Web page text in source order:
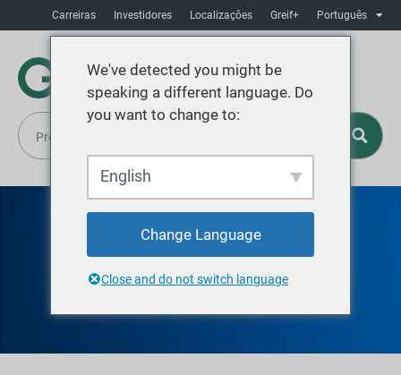
Carreiras Investidores Localizaçôes Greif+ Português
GREIF CHARLOTTE
TAMBORES DE FIBRA
We've detected you might be
speaking a different language. Do
you want to change to:
English
Change Language
Close and do not switch language